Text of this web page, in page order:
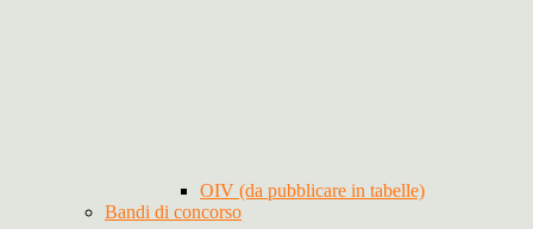
OIV (da pubblicare in tabelle)
Bandi di concorso